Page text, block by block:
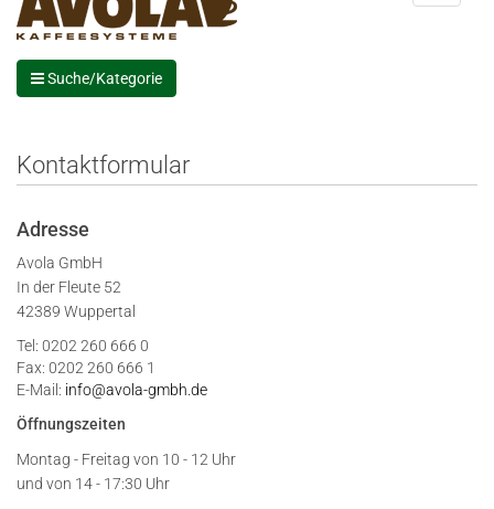
Suche/Kategorie
Kontaktformular
Adresse
Avola GmbH
In der Fleute 52
42389 Wuppertal
Tel: 0202 260 666 0
Fax: 0202 260 666 1
E-Mail: info@avola-gmbh.de
Öffnungszeiten
Montag - Freitag von 10 - 12 Uhr
und von 14 - 17:30 Uhr